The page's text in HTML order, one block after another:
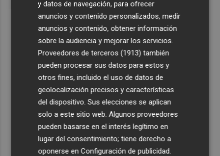
y datos de navegación, para ofrecer
anuncios y contenido personalizados, medir
anuncios y contenido, obtener información
sobre la audiencia y mejorar los servicios.
Proveedores de terceros (1913) también
pueden procesar sus datos para estos y
otros fines, incluido el uso de datos de
geolocalización precisos y características
del dispositivo. Sus elecciones se aplican
solo a este sitio web. Algunos proveedores
pueden basarse en el interés legítimo en
lugar del consentimiento; tiene derecho a
oponerse enConfiguración de publicidad